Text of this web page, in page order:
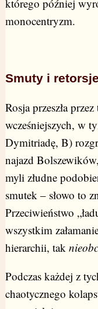
którego później
monocentryzm.
Smuty i retorsje
Rosja przeszła
wcześniejszych, w
Dymitriadę, B)
najazd
myli złudne
smutek – słowo to
Przeciwieństwo
wszystkim
hierarchii, tak
Podczas każdej z
chaotycznego